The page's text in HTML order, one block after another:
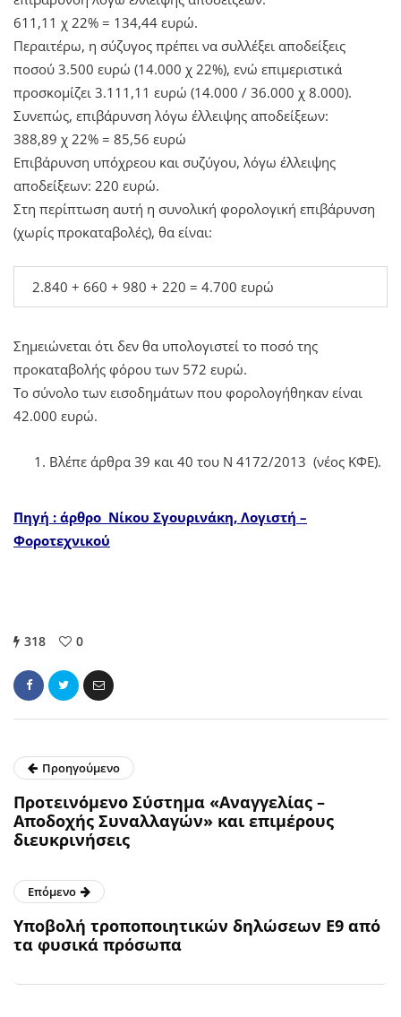
611,11 χ 22% = 134,44 ευρώ.
Περαιτέρω, η σύζυγος πρέπει να συλλέξει αποδείξεις
ποσού 3.500 ευρώ (14.000 χ 22%), ενώ επιμεριστικά
προσκομίζει 3.111,11 ευρώ (14.000 / 36.000 χ 8.000).
Συνεπώς, επιβάρυνση λόγω έλλειψης αποδείξεων:
388,89 χ 22% = 85,56 ευρώ
Επιβάρυνση υπόχρεου και συζύγου, λόγω έλλειψης
αποδείξεων: 220 ευρώ.
Στη περίπτωση αυτή η συνολική φορολογική επιβάρυνση
(χωρίς προκαταβολές), θα είναι:
2.840 + 660 + 980 + 220 = 4.700 ευρώ
Σημειώνεται ότι δεν θα υπολογιστεί το ποσό της
προκαταβολής φόρου των 572 ευρώ.
Το σύνολο των εισοδημάτων που φορολογήθηκαν είναι
42.000 ευρώ.
Βλέπε άρθρα 39 και 40 του Ν 4172/2013 (νέος ΚΦΕ).
Πηγή : άρθρο Νίκου Σγουρινάκη, Λογιστή –
Φοροτεχνικού
318 0
Προηγούμενο
Προτεινόμενο Σύστημα «Αναγγελίας –
Αποδοχής Συναλλαγών» και επιμέρους
διευκρινήσεις
Επόμενο
Υποβολή τροποποιητικών δηλώσεων Ε9 από
τα φυσικά πρόσωπα